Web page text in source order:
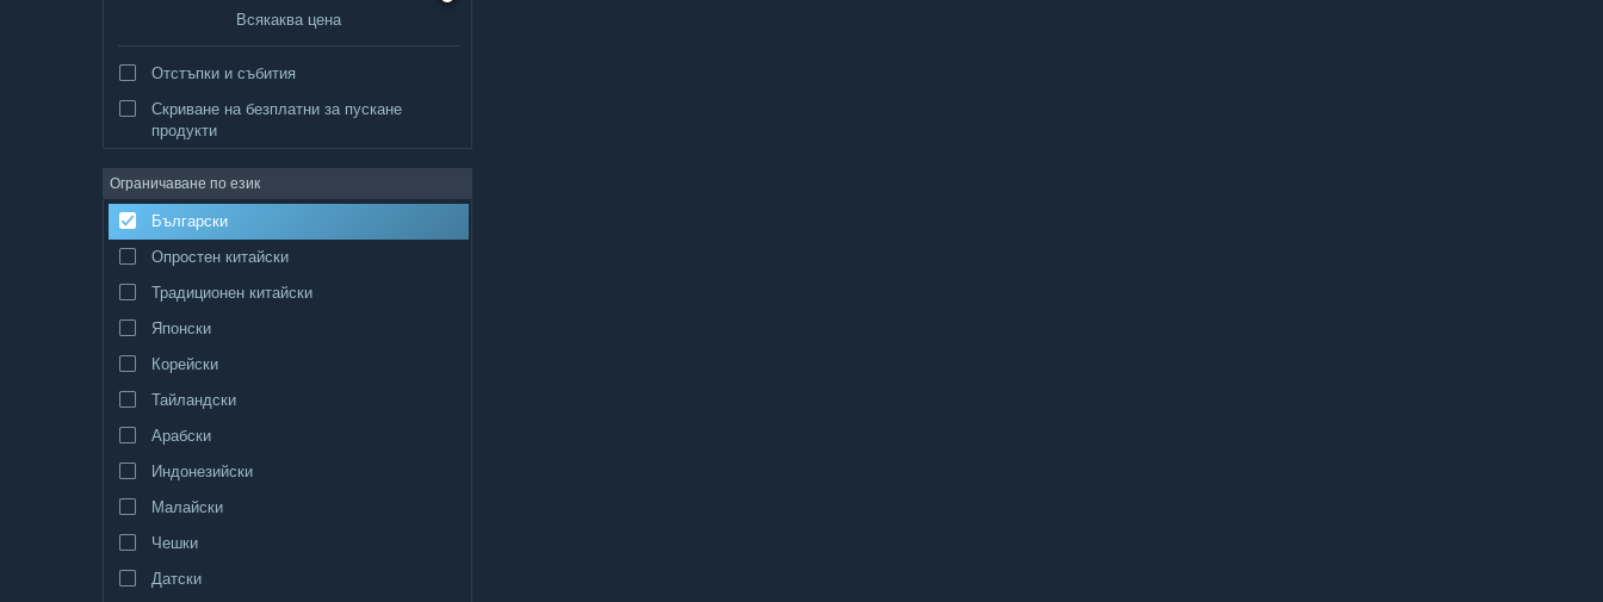
Всякаква цена
Отстъпки и събития
Скриване на безплатни за пускане
продукти
Ограничаване по език
Български
Опростен китайски
Традиционен китайски
Японски
Корейски
Тайландски
Арабски
Индонезийски
Малайски
Чешки
Датски